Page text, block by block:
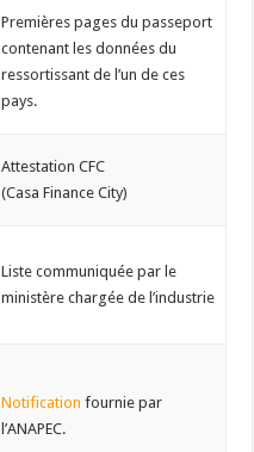
Premières pages du passeport
contenant les données du
ressortissant de l’un de ces
pays.
Attestation CFC
(Casa Finance City)
Liste communiquée par le
ministère chargée de l’industrie
Notificationfournie par
l’ANAPEC.